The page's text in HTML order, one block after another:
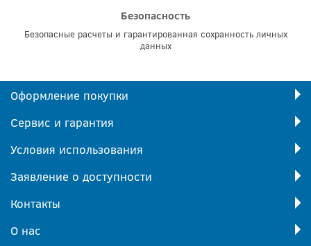
Безопасность
Безопасные расчеты и гарантированная сохранность личных
данных
Оформление покупки
Сервис и гарантия
Условия использования
Заявление о доступности
Контакты
О нас